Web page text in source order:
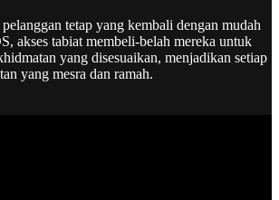
tetap yang kembali dengan mudah
akses tabiat membeli-belah mereka untuk
yang disesuaikan, menjadikan setiap
yang mesra dan ramah.